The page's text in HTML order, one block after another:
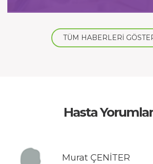
TÜM HABERLERİ
Hasta
Murat ÇENİTER